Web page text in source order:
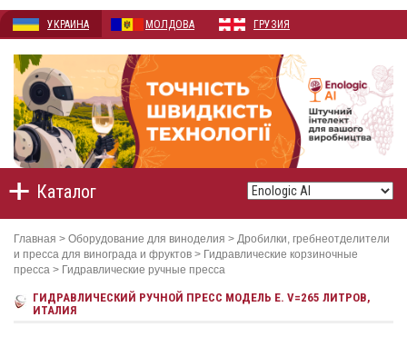
УКРАИНА МОЛДОВА ГРУЗИЯ
Каталог
Главная > Оборудование для виноделия > Дробилки, гребнеотделители
и пресса для винограда и фруктов > Гидравлические корзиночные
пресса > Гидравлические ручные пресса
ГИДРАВЛИЧЕСКИЙ РУЧНОЙ ПРЕСС МОДЕЛЬ E. V=265 ЛИТРОВ,
ИТАЛИЯ